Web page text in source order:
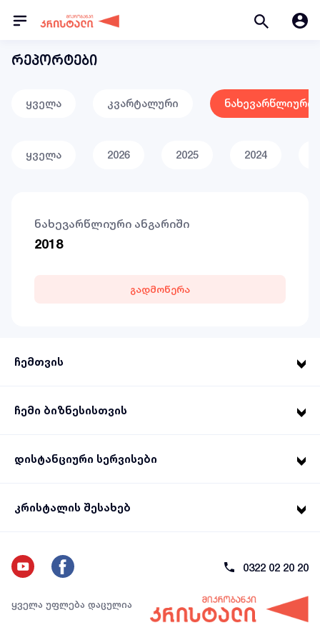
რეპორტები
ყველა კვარტალური ნახევარწლიური
ყველა 2026 2025 2024
ნახევარწლიური ანგარიში
2018
გადმოწერა
ჩემთვის
ჩემი ბიზნესისთვის
დისტანციური სერვისები
კრისტალის შესახებ
0322 02 20 20
ყველა უფლება დაცულია